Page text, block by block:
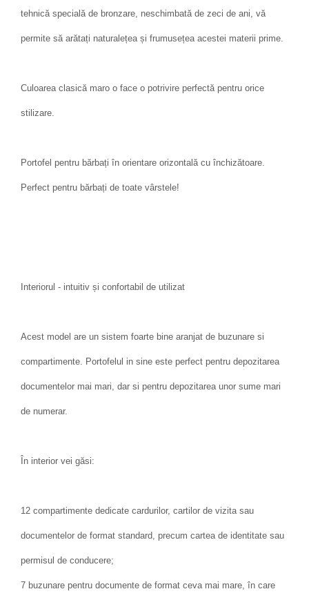
tehnică specială de bronzare, neschimbată de zeci de ani, vă
permite să arătați naturalețea și frumusețea acestei materii prime.
Culoarea clasică maro o face o potrivire perfectă pentru orice
stilizare.
Portofel pentru bărbați în orientare orizontală cu închizătoare.
Perfect pentru bărbați de toate vârstele!
Interiorul - intuitiv și confortabil de utilizat
Acest model are un sistem foarte bine aranjat de buzunare si
compartimente. Portofelul in sine este perfect pentru depozitarea
documentelor mai mari, dar si pentru depozitarea unor sume mari
de numerar.
În interior vei găsi:
12 compartimente dedicate cardurilor, cartilor de vizita sau
documentelor de format standard, precum cartea de identitate sau
permisul de conducere;
7 buzunare pentru documente de format ceva mai mare, în care